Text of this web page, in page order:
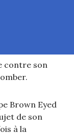
contre son
Brown Eyed
de son
à la